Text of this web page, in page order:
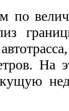
по
На